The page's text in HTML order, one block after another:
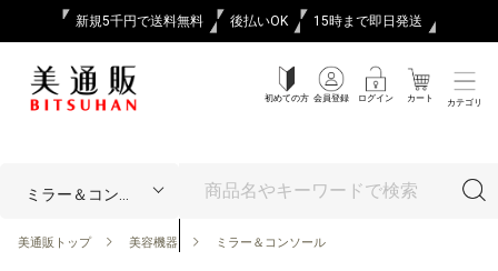
新規5千円で送料無料 後払いOK 15時まで即日発送
初めての方 会員登録 ログイン カート カテゴリ
美通販トップ 美容機器 ミラー＆コンソール